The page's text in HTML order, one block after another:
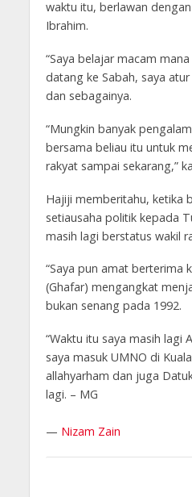
waktu itu, berlawan
Ibrahim.
“Saya belajar macam
datang ke Sabah, saya
dan sebagainya.
“Mungkin banyak
bersama beliau itu untuk
rakyat sampai sekarang,”
Hajiji memberitahu, ketika
setiausaha politik kepada
masih lagi berstatus wakil
“Saya pun amat berterima
(Ghafar) mengangkat
bukan senang pada 1992.
“Waktu itu saya masih lagi
saya masuk UMNO di
allahyarham dan juga
lagi. – MG
— Nizam Zain